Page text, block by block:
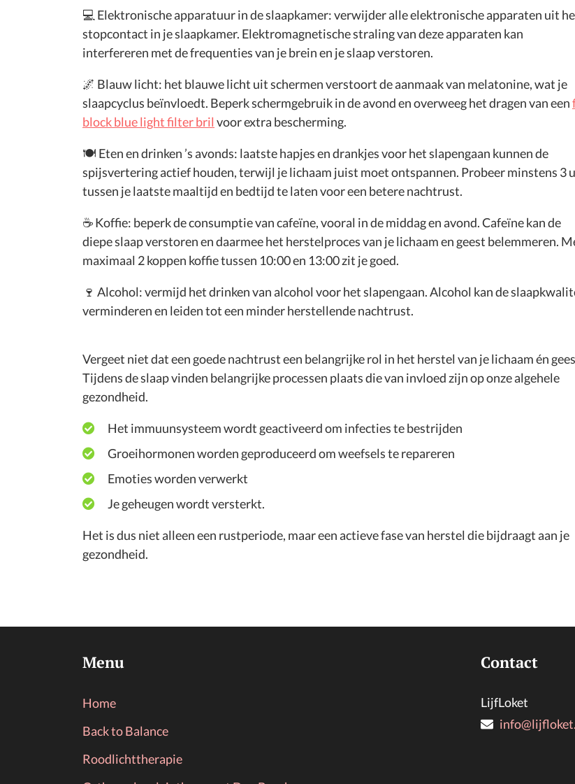
💻 Elektronische apparatuur in de slaapkamer: verwijder alle elektronische apparaten uit
stopcontact in je slaapkamer. Elektromagnetische straling van deze apparaten kan
interfereren met de frequenties van je brein en je slaap verstoren.
🌌 Blauw licht: het blauwe licht uit schermen verstoort de aanmaak van melatonine, wat je
slaapcyclus beïnvloedt. Beperk schermgebruik in de avond en overweeg het dragen van een
block blue light filter bril voor extra bescherming.
🍽️ Eten en drinken ’s avonds: laatste hapjes en drankjes voor het slapengaan kunnen de
spijsvertering actief houden, terwijl je lichaam juist moet ontspannen. Probeer minstens 3
tussen je laatste maaltijd en bedtijd te laten voor een betere nachtrust.
☕ Koffie: beperk de consumptie van cafeïne, vooral in de middag en avond. Cafeïne kan de
diepe slaap verstoren en daarmee het herstelproces van je lichaam en geest belemmeren.
maximaal 2 koppen koffie tussen 10:00 en 13:00 zit je goed.
🍷 Alcohol: vermijd het drinken van alcohol voor het slapengaan. Alcohol kan de
verminderen en leiden tot een minder herstellende nachtrust.
Vergeet niet dat een goede nachtrust een belangrijke rol in het herstel van je lichaam én
Tijdens de slaap vinden belangrijke processen plaats die van invloed zijn op onze algehele
gezondheid.
Het immuunsysteem wordt geactiveerd om infecties te bestrijden
Groeihormonen worden geproduceerd om weefsels te repareren
Emoties worden verwerkt
Je geheugen wordt versterkt.
Het is dus niet alleen een rustperiode, maar een actieve fase van herstel die bijdraagt aan je
gezondheid.
Menu
Home
Back to Balance
Roodlichttherapie
Contact
LijfLoket